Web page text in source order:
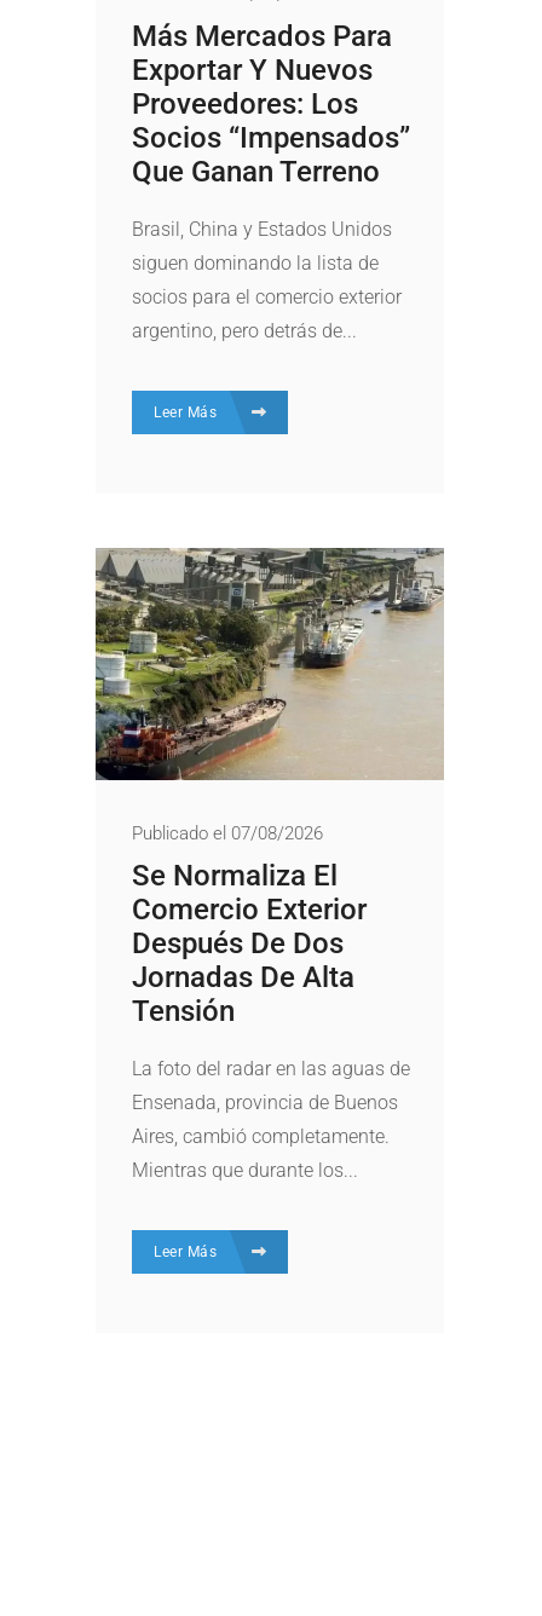
Más Mercados Para
Exportar Y Nuevos
Proveedores: Los
Socios “impensados”
Que Ganan Terreno
Brasil, China y Estados Unidos
siguen dominando la lista de
socios para el comercio exterior
argentino, pero detrás de...
Leer Más
Publicado el 07/08/2026
Se Normaliza El
Comercio Exterior
Después De Dos
Jornadas De Alta
Tensión
La foto del radar en las aguas de
Ensenada, provincia de Buenos
Aires, cambió completamente.
Mientras que durante los...
Leer Más